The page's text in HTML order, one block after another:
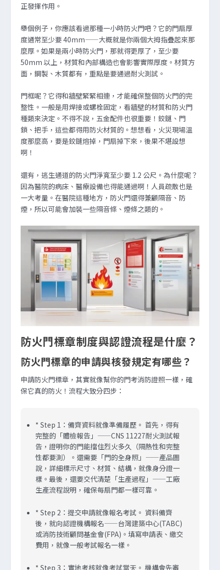
正發揮作用。
舉個例子，你應該看過那種一小時防火門吧？它的門扇厚
度通常至少要 40mm——大概就是你兩個大拇指疊起來那
麼厚。如果是兩小時防火門，那就得更厚了，至少要
50mm 以上，材質和內部構造也會影響實際厚度。材質方
面，鋼製、木質都有，重點是要通過耐火測試。
門框呢？它得和牆壁緊緊相連，才能確保整個防火門的完
整性。一般是用焊接或螺栓固定，看牆壁的材質和防火門
種類來決定。不得不說，五金配件也很重要！鉸鏈、門
鎖、把手，這些都得用防火材質的。想想看，火災現場溫
度那麼高，要是鉸鏈熔掉，門扇掉下來，後果不堪設想
啊！
還有，逃生通道的防火門淨寬至少要 1.2 公尺。為什麼呢？
因為醫院的病床、醫療設備也得能通過啊！人員疏散也是
一大考量。在醫院這種地方，防火門還得兼顧隔音、防
煙，所以可能會加裝一些隔音條、煙條之類的。
防火門標章制度與認證流程是什麼？
防火門標章的申請與核發規定有哪些？
申請防火門標章，其實就像幫你的門考消防證照一樣，確
保它真的防火！流程大致分四步：
*Step 1：備齊資料就像準備履歷。 首先，得有
完整的「體檢報告」——CNS 11227耐火測試報
告，證明你的門能擋住烈火多久（隔熱性和完整
性都要測）。還需要「門的全身照」——產品圖
說，詳細標示尺寸、材質、結構，就像身分證一
樣。最後，還要交代清楚「生產過程」——工廠
生產流程說明，確保每扇門都一樣可靠。
*Step 2：提交申請就像報名考試。 資料備齊
後，就向認證機構報名——台灣建築中心(TABC)
或消防技術顧問基金會(FPA)。填寫申請表、繳交
費用，就像一般考試報名一樣。
*Step 3：實地考核就像考試當天。 機構會先審